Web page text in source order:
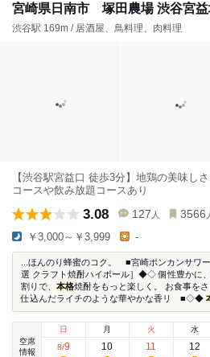
宮崎県日南市 塚田農場 渋谷宮益
渋谷駅 169m / 居酒屋、鳥料理、肉料理
【渋谷駅宮益口 徒歩3分】地鶏の美味し
コースや飲み放題コースあり
3.08 127 人 3566
￥3,000～￥3,999 -
...ほんのり蜂蜜のコク。 ■宮崎ポンカンサ
選 クラフト焼酎ハイボール］◆◇ 個性豊かに
割りで、 本格焼酎をもっと楽しく。 お食事を
仕込んだライチのような華やかな香リ ■◇◆
空席
情報
日
8/9
月
10
火
11
水
12